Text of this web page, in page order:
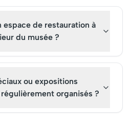
de restauration à
du musée ?
ou expositions
organisés ?